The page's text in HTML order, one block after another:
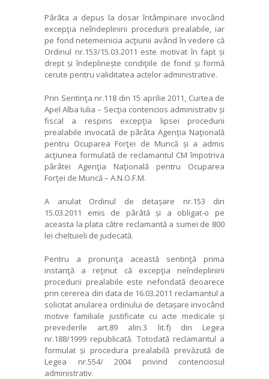
Pârâta a depus la dosar întâmpinare invocând
excepţia neîndeplinirii procedurii prealabile, iar
pe fond netemeinicia acţiunii având în vedere că
Ordinul nr.153/15.03.2011 este motivat în fapt și
drept și îndeplinește condiţiile de fond și formă
cerute pentru validitatea actelor administrative.
Prin Sentinţa nr.118 din 15 aprilie 2011, Curtea de
Apel Alba Iulia – Secţia contencios administrativ și
fiscal a respins excepţia lipsei procedurii
prealabile invocată de pârâta Agenţia Naţională
pentru Ocuparea Forţei de Muncă și a admis
acţiunea formulată de reclamantul CM împotriva
pârâtei Agenţia Naţională pentru Ocuparea
Forţei de Muncă – A.N.O.F.M.
A anulat Ordinul de detașare nr.153 din
15.03.2011 emis de pârâtă și a obligat-o pe
aceasta la plata către reclamantă a sumei de 800
lei cheltuieli de judecată.
Pentru a pronunţa această sentinţă prima
instanţă a reţinut că excepţia neîndeplinirii
procedurii prealabile este nefondată deoarece
prin cererea din data de 16.03.2011 reclamantul a
solicitat anularea ordinului de detașare invocând
motive familiale justificate cu acte medicale și
prevederile art.89 alin.3 lit.f) din Legea
nr.188/1999 republicată. Totodată reclamantul a
formulat și procedura prealabilă prevăzută de
Legea nr.554/ 2004 privind contenciosul
administrativ.